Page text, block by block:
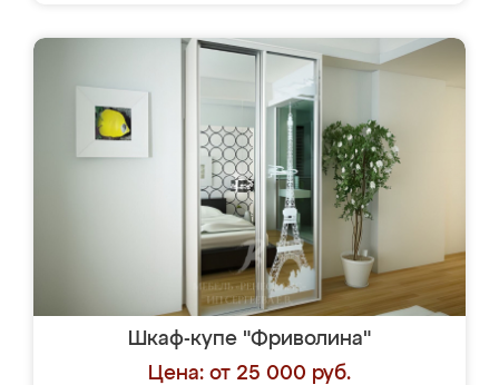
Шкаф-купе "Фриволина"
Цена: от 25 000 руб.